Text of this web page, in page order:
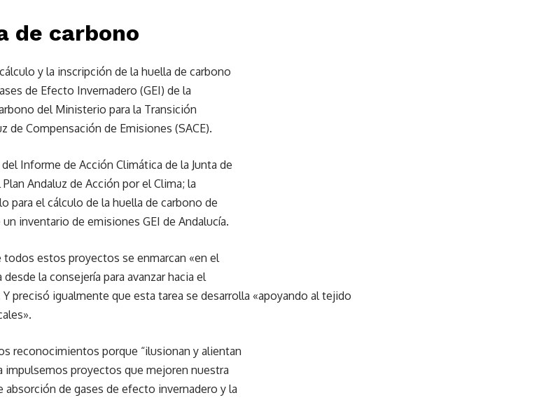
de carbono
y la inscripción de la huella de carbono
de Efecto Invernadero (GEI) de la
del Ministerio para la Transición
de Compensación de Emisiones (SACE).
Informe de Acción Climática de la Junta de
Andaluz de Acción por el Clima; la
para el cálculo de la huella de carbono de
inventario de emisiones GEI de Andalucía.
estos proyectos se enmarcan «en el
la consejería para avanzar hacia el
precisó igualmente que esta tarea se desarrolla «apoyando al tejido
reconocimientos porque “ilusionan y alientan
impulsemos proyectos que mejoren nuestra
de gases de efecto invernadero y la